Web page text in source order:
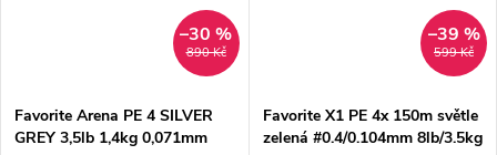
890 Kč
–30 %
Favorite Arena PE 4 SILVER
GREY 3,5lb 1,4kg 0,071mm
599 Kč
–39 %
Favorite X1 PE 4x 150m světle
zelená #0.4/0.104mm 8lb/3.5kg